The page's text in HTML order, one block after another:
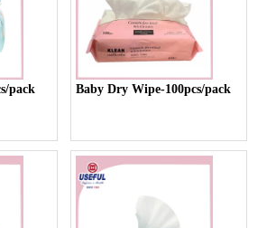
pack Baby Dry Wipe-100pcs/pack